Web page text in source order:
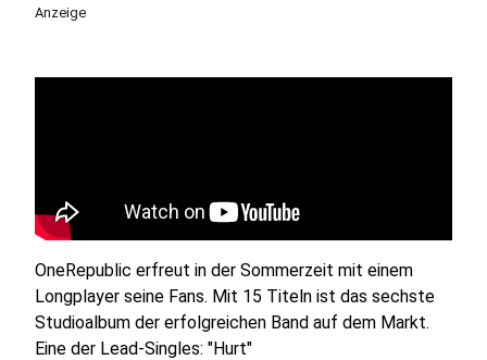
Anzeige
OneRepublic erfreut in der Sommerzeit mit einem
Longplayer seine Fans. Mit 15 Titeln ist das sechste
Studioalbum der erfolgreichen Band auf dem Markt.
Eine der Lead-Singles: "Hurt"